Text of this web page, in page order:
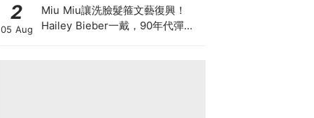
2
05 Aug
Miu Miu讓洗臉髮箍文藝復興！
Hailey Bieber一戴，90年代彈簧